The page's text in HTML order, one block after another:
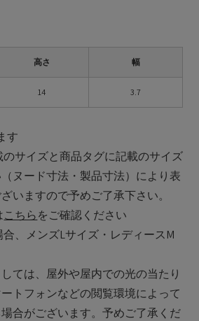
高さ 幅
14 3.7
す
サイズと商品タグに記載のサイズ
ヌード寸法・製品寸法）により表
いますので予めご了承下さい。
こちらをご確認ください
、メンズLサイズ・レディースM
ては、屋外や屋内での光の当たり
トフォンなどの閲覧環境によって
合がございます。予めご了承くだ